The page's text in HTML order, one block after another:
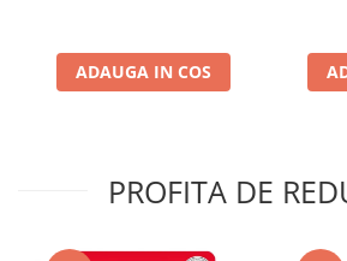
ADAUGA IN COS
PROFITA DE